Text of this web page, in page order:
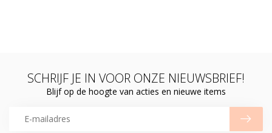
SCHRIJF JE IN VOOR ONZE NIEUWSBRIEF!
Blijf op de hoogte van acties en nieuwe items